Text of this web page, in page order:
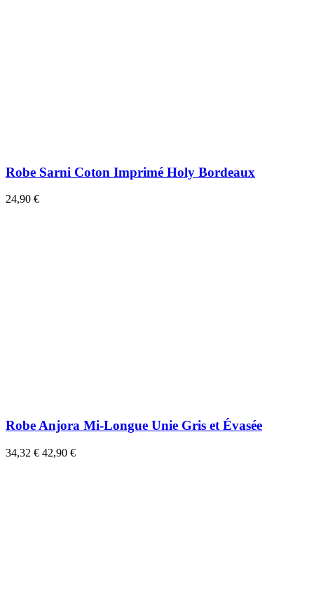
Robe Sarni Coton Imprimé Holy Bordeaux
24,90 €
Robe Anjora Mi-Longue Unie Gris et Évasée
34,32 € 42,90 €